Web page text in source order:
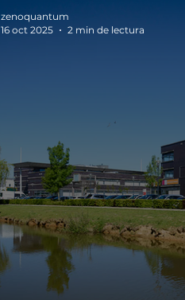
zenoquantum
16 oct 2025
2 min de lectura